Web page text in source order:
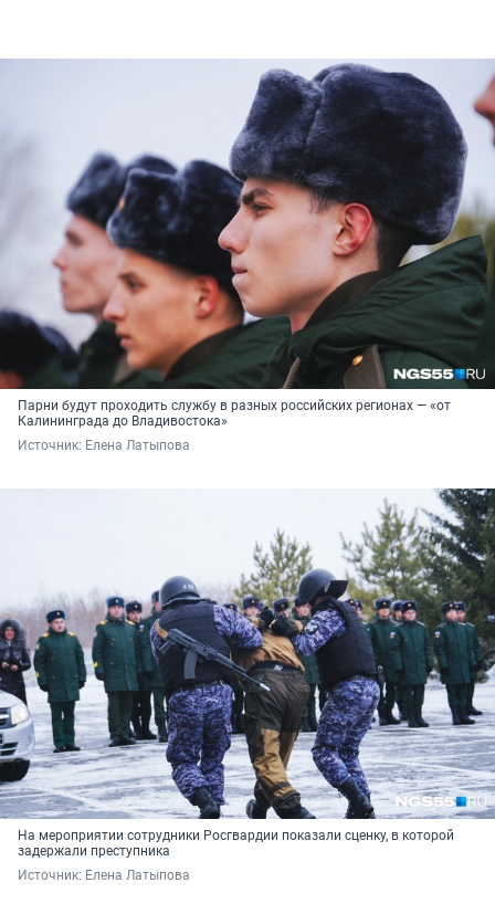
Парни будут проходить службу в разных российских регионах — «от
Калининграда до Владивостока»
Источник: Елена Латыпова
На мероприятии сотрудники Росгвардии показали сценку, в которой
задержали преступника
Источник: Елена Латыпова